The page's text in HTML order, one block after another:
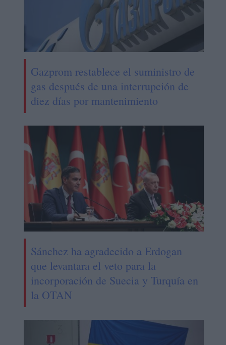
Gazprom restablece el suministro de
gas después de una interrupción de
diez días por mantenimiento
Sánchez ha agradecido a Erdogan
que levantara el veto para la
incorporación de Suecia y Turquía en
la OTAN